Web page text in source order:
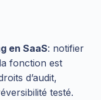
en SaaS: notifier
fonction est
d’audit,
testé.